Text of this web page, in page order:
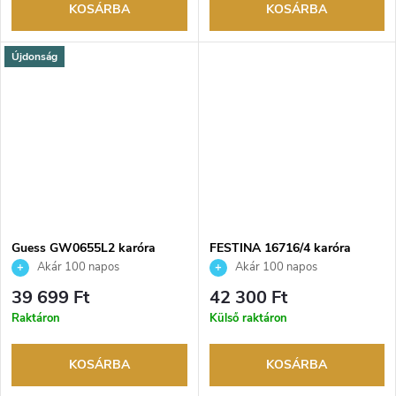
KOSÁRBA KOSÁRBA
Újdonság
Guess GW0655L2 karóra
Akár 100 napos
visszaküldési lehetőség. Hivatalos
márkakereskedő.
39 699 Ft
Raktáron
KOSÁRBA
FESTINA 16716/4 karóra
Akár 100 napos
visszaküldési lehetőség. Hivatalos
márkakereskedő.
42 300 Ft
Külső raktáron
KOSÁRBA